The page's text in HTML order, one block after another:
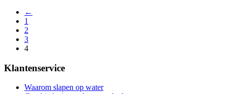
←
1
2
3
4
Klantenservice
Waarom slapen op water